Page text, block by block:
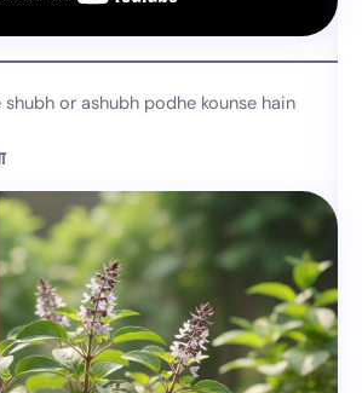
shubh or ashubh podhe kounse hain